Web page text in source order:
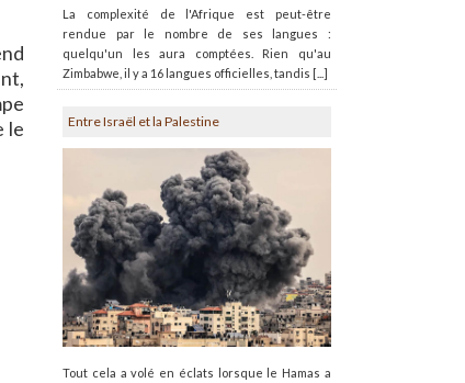
le
La complexité de l'Afrique est peut-être
rendue par le nombre de ses langues :
quelqu'un les aura comptées. Rien qu'au
Zimbabwe, il y a 16 langues officielles, tandis [...]
Entre Israël et la Palestine
Tout cela a volé en éclats lorsque le Hamas a